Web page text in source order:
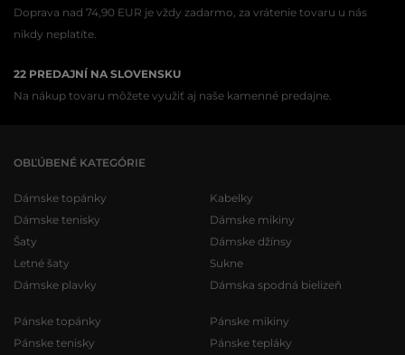
Doprava nad 74,90 EUR je vždy zadarmo, za vrátenie tovaru u nás
nikdy neplatíte.
22 PREDAJNÍ NA SLOVENSKU
Na nákup tovaru môžete využiť aj naše kamenné predajne.
OBĽÚBENÉ KATEGÓRIE
Dámske topánky
Dámske tenisky
Šaty
Letné šaty
Dámske plavky
Kabelky
Dámske mikiny
Dámske džínsy
Sukne
Dámska spodná bielizeň
Pánske topánky
Pánske tenisky
Pánske mikiny
Pánske tepláky